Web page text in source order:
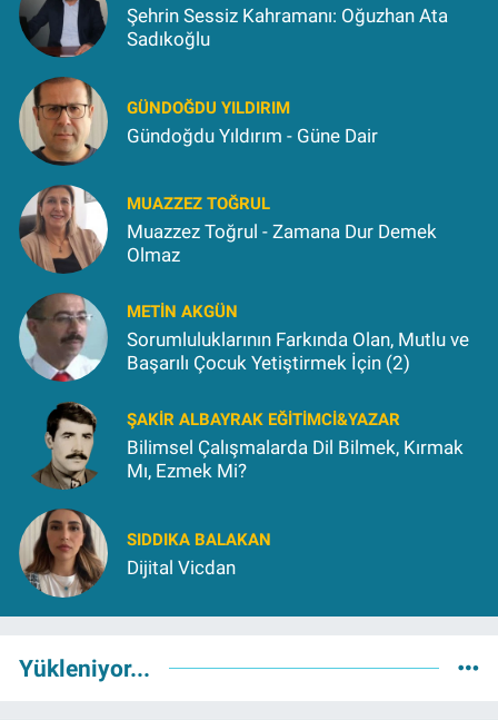
Şehrin Sessiz Kahramanı: Oğuzhan Ata
Sadıkoğlu
GÜNDOĞDU YILDIRIM
Gündoğdu Yıldırım - Güne Dair
MUAZZEZ TOĞRUL
Muazzez Toğrul - Zamana Dur Demek
Olmaz
METIN AKGÜN
Sorumluluklarının Farkında Olan, Mutlu ve
Başarılı Çocuk Yetiştirmek İçin (2)
ŞAKIR ALBAYRAK EĞITIMCI&YAZAR
Bilimsel Çalışmalarda Dil Bilmek, Kırmak
Mı, Ezmek Mi?
SIDDIKA BALAKAN
Dijital Vicdan
Yükleniyor...